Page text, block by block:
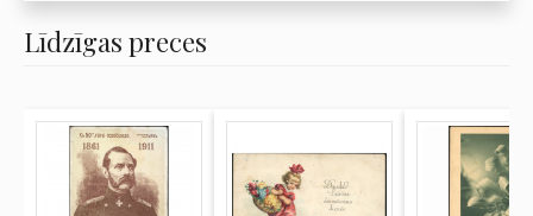
Līdzīgas preces